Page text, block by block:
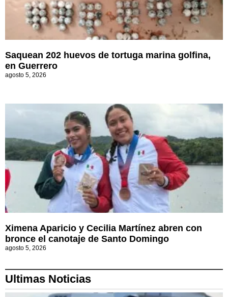
Saquean 202 huevos de tortuga marina golfina,
en Guerrero
agosto 5, 2026
Ximena Aparicio y Cecilia Martínez abren con
bronce el canotaje de Santo Domingo
agosto 5, 2026
Ultimas Noticias